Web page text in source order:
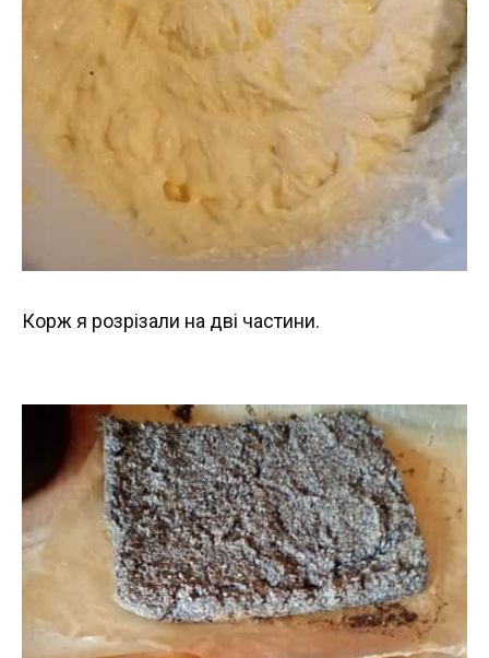
Корж я розрізали на дві частини.